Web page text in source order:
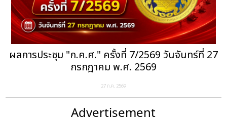
ผลการประชุม "ก.ค.ศ." ครั้งที่ 7/2569 วันจันทร์ที่ 27
กรกฎาคม พ.ศ. 2569
27 ก.ค. 2569
Advertisement